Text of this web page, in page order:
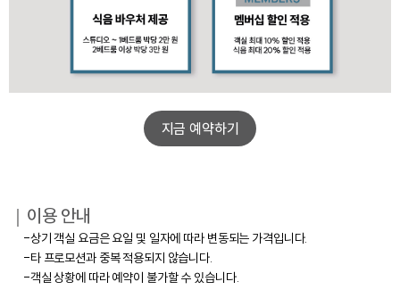
지금 예약하기
｜이용 안내
-상기 객실 요금은 요일 및 일자에 따라 변동되는 가격입니다.
-타 프로모션과 중복 적용되지 않습니다.
-객실 상황에 따라 예약이 불가할 수 있습니다.